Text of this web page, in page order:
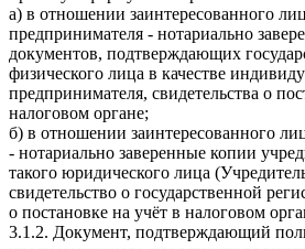
а) в отношении заинтересованного
предпринимателя - нотариально
документов, подтверждающих
физического лица в качестве
предпринимателя, свидетельства о
налоговом органе;
б) в отношении заинтересованного
- нотариально заверенные копии
такого юридического лица
свидетельство о государственной
о постановке на учёт в налоговом
3.1.2. Документ, подтверждающий